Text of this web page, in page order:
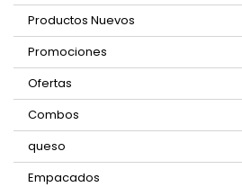
Productos Nuevos
Promociones
Ofertas
Combos
queso
Empacados